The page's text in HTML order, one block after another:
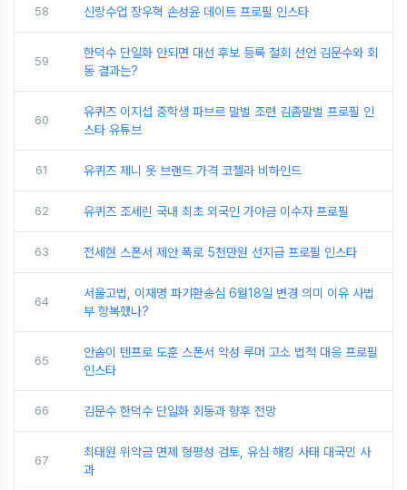
58 신랑수업 장우혁 손성윤 데이트 프로필 인스타
59
한덕수 단일화 안되면 대선 후보 등록 철회 선언 김문수와 회
동 결과는?
60
유퀴즈 이지섭 중학생 파브르 말벌 조련 김좀말벌 프로필 인
스타 유튜브
61 유퀴즈 제니 옷 브랜드 가격 코첼라 비하인드
62 유퀴즈 조세린 국내 최초 외국인 가야금 이수자 프로필
63 전세현 스폰서 제안 폭로 5천만원 선지급 프로필 인스타
64
서울고법, 이재명 파기환송심 6월18일 변경 의미 이유 사법
부 항복했나?
65
안솜이 텐프로 도훈 스폰서 악성 루머 고소 법적 대응 프로필
인스타
66 김문수 한덕수 단일화 회동과 향후 전망
67
최태원 위약금 면제 형평성 검토, 유심 해킹 사태 대국민 사
과